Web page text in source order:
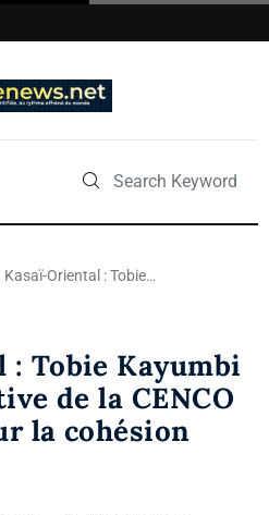
Kasaï-Oriental : Tobie…
Tobie Kayumbi
de la CENCO
la cohésion